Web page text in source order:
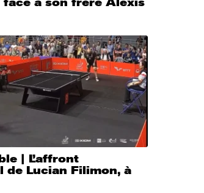
| L’affront
de Lucian Filimon, à